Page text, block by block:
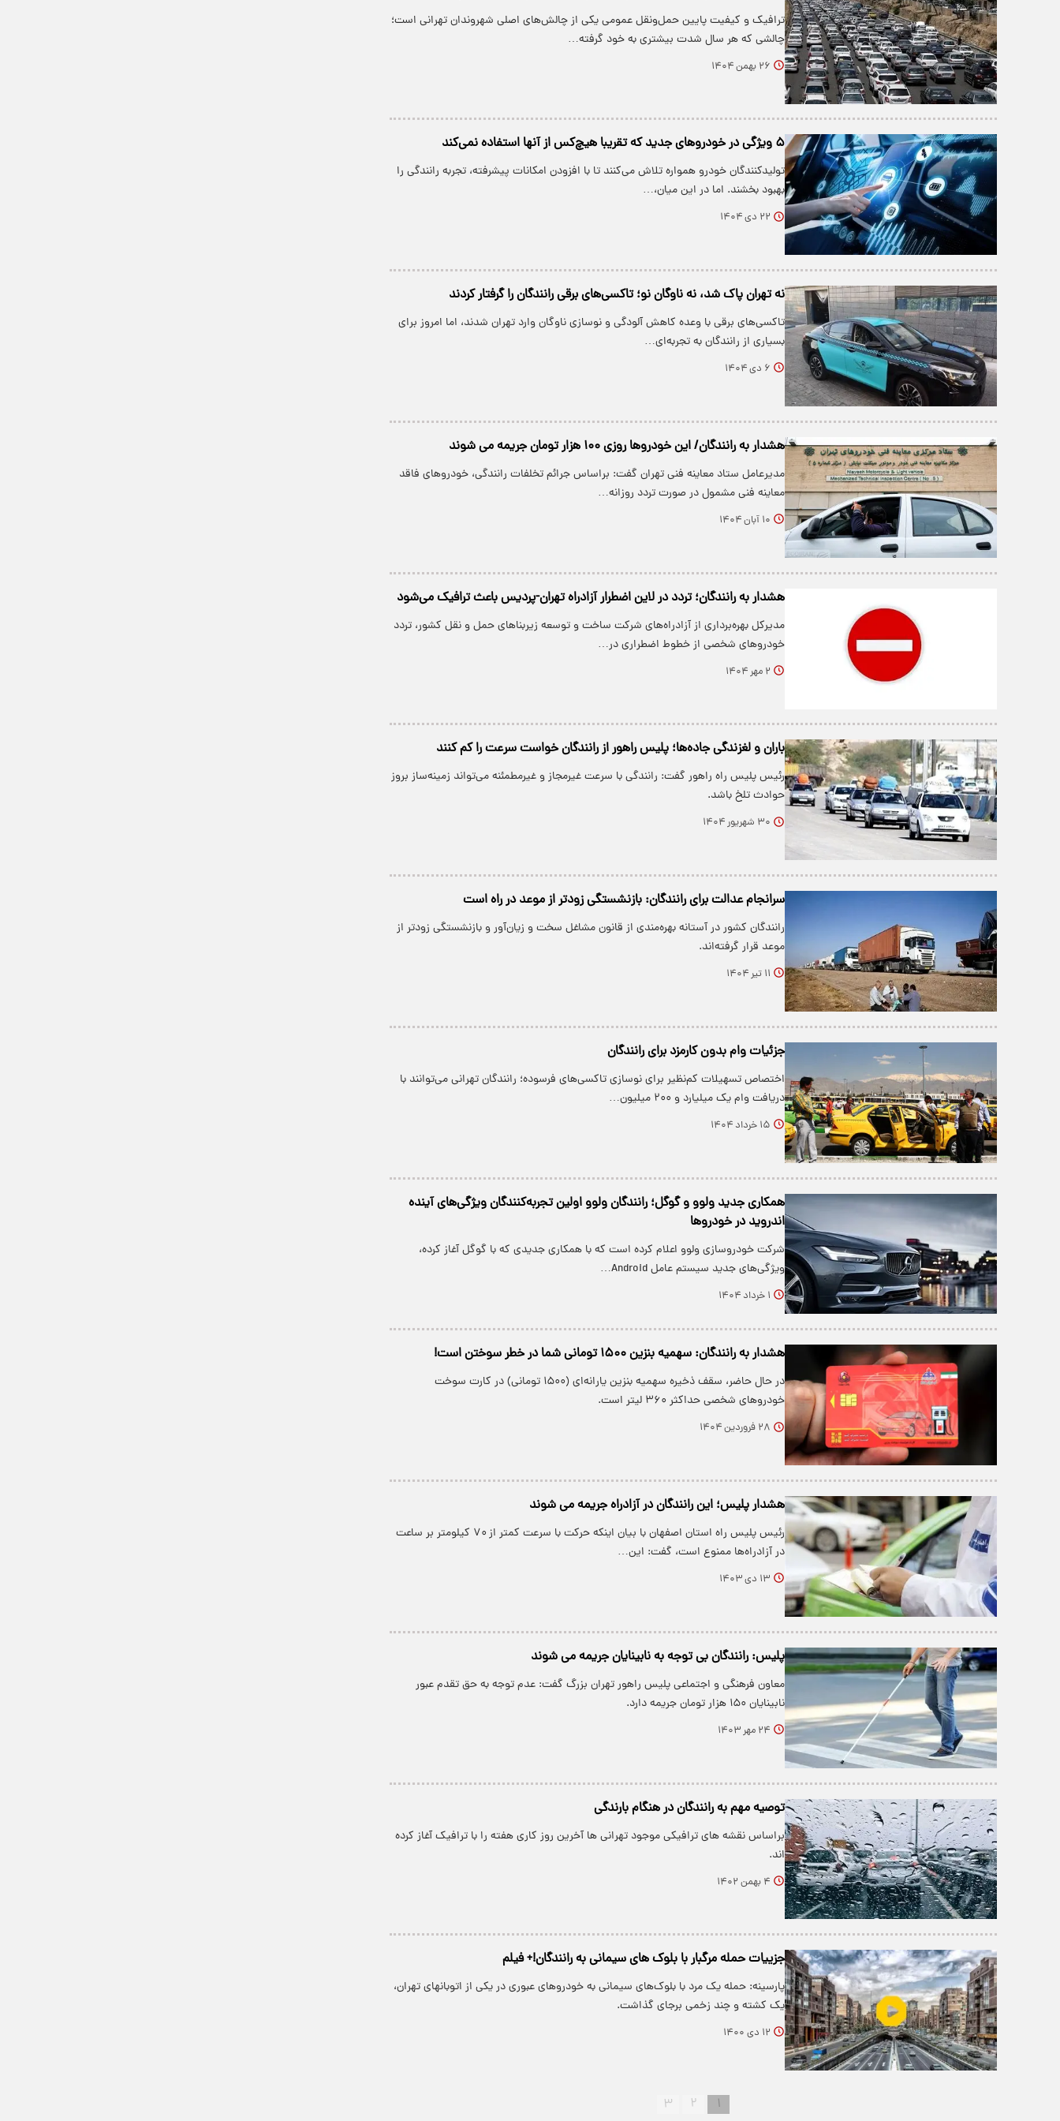
ترافیک و کیفیت پایین حمل‌ونقل عمومی یکی از چالش‌های اصلی شهروندان تهرانی است؛
چالشی که هر سال شدت بیشتری به خود گرفته…
۲۶ بهمن ۱۴۰۴
۵ ویژگی در خودروهای جدید که تقریبا هیچ‌کس از آنها استفاده نمی‌کند
تولیدکنندگان خودرو همواره تلاش می‌کنند تا با افزودن امکانات پیشرفته، تجربه رانندگی را
بهبود بخشند. اما در این میان،…
۲۲ دی ۱۴۰۴
نه تهران پاک شد، نه ناوگان نو؛ تاکسی‌های برقی رانندگان را گرفتار کردند
تاکسی‌های برقی با وعده کاهش آلودگی و نوسازی ناوگان وارد تهران شدند، اما امروز برای
بسیاری از رانندگان به تجربه‌ای…
۶ دی ۱۴۰۴
هشدار به رانندگان/ این خودروها روزی ۱۰۰ هزار تومان جریمه می شوند
مدیرعامل ستاد معاینه فنی تهران گفت: براساس جرائم تخلفات رانندگی، خودروهای فاقد
معاینه فنی مشمول در صورت تردد روزانه…
۱۰ آبان ۱۴۰۴
هشدار به رانندگان؛ تردد در لاین اضطرار آزادراه تهران-پردیس باعث ترافیک می‌شود
مدیرکل بهره‌برداری از آزادراه‌های شرکت ساخت و توسعه زیربناهای حمل و نقل کشور، تردد
خودروهای شخصی از خطوط اضطراری در…
۲ مهر ۱۴۰۴
باران و لغزندگی جاده‌ها؛ پلیس راهور از رانندگان خواست سرعت را کم کنند
رئیس پلیس راه راهور گفت: رانندگی با سرعت غیرمجاز و غیرمطمئنه می‌تواند زمینه‌ساز بروز
حوادث تلخ باشد.
۳۰ شهریور ۱۴۰۴
سرانجام عدالت برای رانندگان: بازنشستگی زودتر از موعد در راه است
رانندگان کشور در آستانه بهره‌مندی از قانون مشاغل سخت و زیان‌آور و بازنشستگی زودتر از
موعد قرار گرفته‌اند.
۱۱ تیر ۱۴۰۴
جزئیات وام بدون کارمزد برای رانندگان
اختصاص تسهیلات کم‌نظیر برای نوسازی تاکسی‌های فرسوده؛ رانندگان تهرانی می‌توانند با
دریافت وام یک میلیارد و ۲۰۰ میلیون…
۱۵ خرداد ۱۴۰۴
همکاری جدید ولوو و گوگل؛ رانندگان ولوو اولین تجربه‌کنندگان ویژگی‌های آینده
اندروید در خودروها
​شرکت خودروسازی ولوو اعلام کرده است که با همکاری جدیدی که با گوگل آغاز کرده،
ویژگی‌های جدید سیستم عامل Android…
۱ خرداد ۱۴۰۴
هشدار به رانندگان: سهمیه بنزین ۱۵۰۰ تومانی شما در خطر سوختن است!
در حال حاضر، سقف ذخیره سهمیه بنزین یارانه‌ای (۱۵۰۰ تومانی) در کارت سوخت
خودروهای شخصی حداکثر ۳۶۰ لیتر است.
۲۸ فروردین ۱۴۰۴
هشدار پلیس؛ این رانندگان در آزادراه جریمه می شوند
رئیس پلیس راه استان اصفهان با بیان اینکه حرکت با سرعت کمتر از ۷۰ کیلومتر بر ساعت
در آزادراه‌ها ممنوع است، گفت: این…
۱۳ دی ۱۴۰۳
پلیس: رانندگان بی توجه به نابینایان جریمه می شوند
معاون فرهنگی و اجتماعی پلیس راهور تهران بزرگ گفت: عدم توجه به حق تقدم عبور
نابینایان ۱۵۰ هزار تومان جریمه دارد.
۲۴ مهر ۱۴۰۳
توصیه مهم به رانندگان در هنگام بارندگی
براساس نقشه های ترافیکی موجود تهرانی ها آخرین روز کاری هفته را با ترافیک آغاز کرده
اند.
۴ بهمن ۱۴۰۲
جزییات حمله مرگبار با بلوک های سیمانی به رانندگان!+ فیلم
پارسینه: حمله یک مرد با بلوک‌های سیمانی به خودروهای عبوری در یکی از اتوبانهای تهران،
یک کشته و چند زخمی برجای گذاشت.
۱۲ دی ۱۴۰۰
۱ ۲ ۳